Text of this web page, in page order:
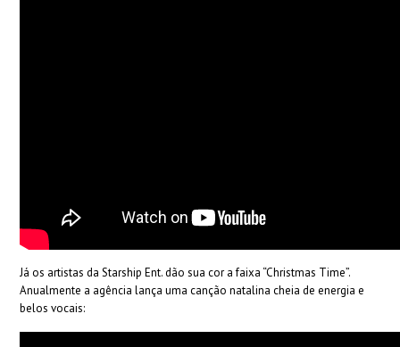
Já os artistas da Starship Ent. dão sua cor a faixa “Christmas Time”.
Anualmente a agência lança uma canção natalina cheia de energia e
belos vocais: